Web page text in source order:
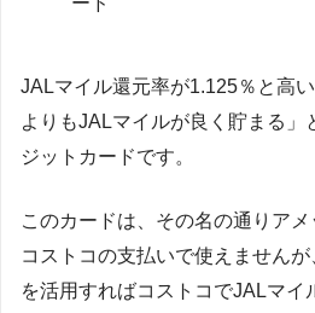
JALマイル還元率が1.125％と高
よりもJALマイルが良く貯まる」
ジットカードです。
このカードは、その名の通りア
コストコの支払いで使えません
を活用すればコストコでJALマイ